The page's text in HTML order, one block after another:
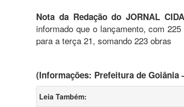
Nota da Redação do JORNAL
informado que o lançamento, com
para a terça 21, somando 223 obras
(Informações: Prefeitura de
Leia Também: